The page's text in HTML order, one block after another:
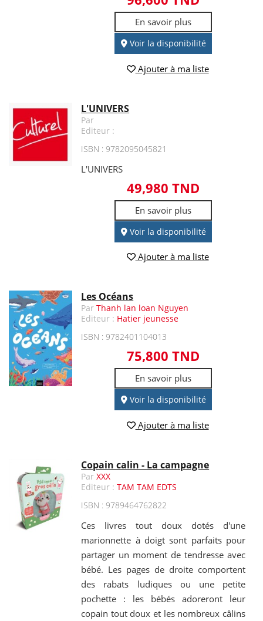
En savoir plus
Voir la disponibilité
Ajouter à ma liste
L'UNIVERS
Par
Editeur :
ISBN : 9782095045821
L'UNIVERS
49,980 TND
En savoir plus
Voir la disponibilité
Ajouter à ma liste
Les Océans
ParThanh lan loan Nguyen
Editeur : Hatier jeunesse
ISBN : 9782401104013
75,800 TND
En savoir plus
Voir la disponibilité
Ajouter à ma liste
Copain calin - La campagne
ParXXX
Editeur :TAM TAM EDTS
ISBN : 9789464762822
Ces livres tout doux dotés d'une
marionnette à doigt sont parfaits pour
partager un moment de tendresse avec
bébé. Les pages de droite comportent
des rabats ludiques ou une petite
pochette : les bébés adoreront leur
copain tout doux et les nombreux câlins